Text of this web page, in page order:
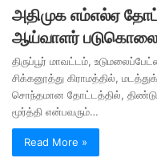
அதிமுக எம்எல்ஏ
ஆய்வாளர் படுகொலை !
திருப்பூர் மாவட்டம்,
சிக்கனூத்து கிராமத்தில்,
சொந்தமான தோட்டத்தில்,
மூர்த்தி என்பவரும்…
Read More »